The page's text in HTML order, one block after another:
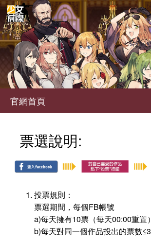
官網首頁
票選說明:
投票規則：
票選期間，每個FB帳號
a)每天擁有10票（每天00:00重置）
b)每天對同一個作品投出的票數≤3